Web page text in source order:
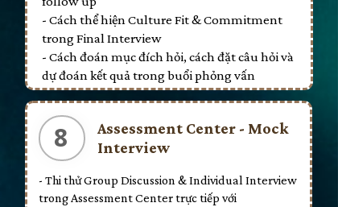
- Cách thể hiện Culture Fit & Commitment
trong Final Interview
- Cách đoán mục đích hỏi, cách đặt câu hỏi và
dự đoán kết quả trong buổi phỏng vấn
Assessment Center - Mock
Interview
- Thi thử Group Discussion & Individual Interview
trong Assessment Center trực tiếp với
8